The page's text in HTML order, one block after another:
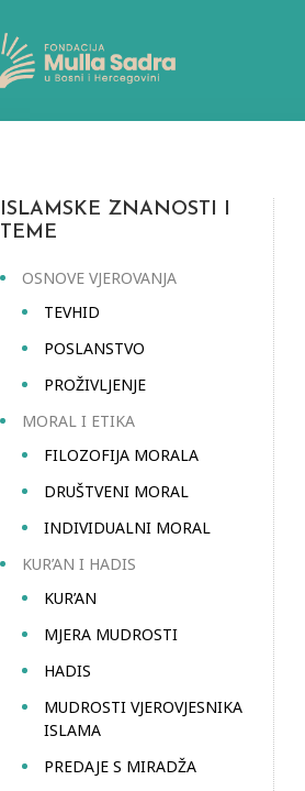
ISLAMSKE ZNANOSTI I
TEME
OSNOVE VJEROVANJA
TEVHID
POSLANSTVO
PROŽIVLJENJE
MORAL I ETIKA
FILOZOFIJA MORALA
DRUŠTVENI MORAL
INDIVIDUALNI MORAL
KUR’AN I HADIS
KUR’AN
MJERA MUDROSTI
HADIS
MUDROSTI VJEROVJESNIKA
ISLAMA
PREDAJE S MIRADŽA